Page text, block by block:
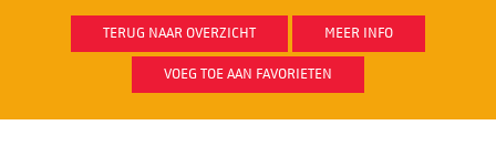
TERUG NAAR OVERZICHT MEER INFO
VOEG TOE AAN FAVORIETEN